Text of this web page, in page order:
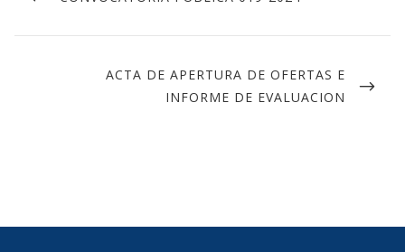
ACTA DE APERTURA DE OFERTAS E
INFORME DE EVALUACION